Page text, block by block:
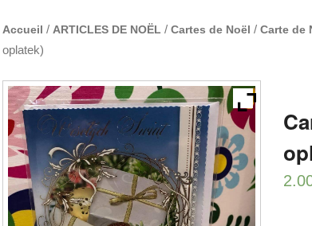
Accueil / ARTICLES DE NOËL / Cartes de Noël / Carte de
oplatek)